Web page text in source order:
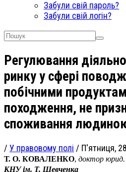
Забули свій пароль?
Забули свій логін?
Регулювання
ринку у сфері
побічними
походження, не
споживання
/ У правовому полі / П'ятниця,
Т. О. КОВАЛЕНКО, доктор юрид.
КНУ ім. Т. Шевченка